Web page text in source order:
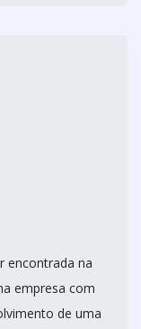
encontrada na
empresa com
de uma